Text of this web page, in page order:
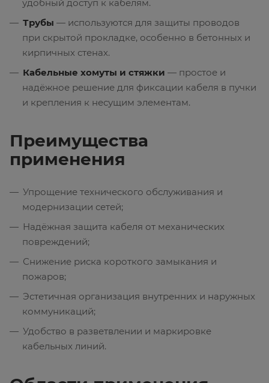
удобный доступ к кабелям.
Трубы — используются для защиты проводов
при скрытой прокладке, особенно в бетонных и
кирпичных стенах.
Кабельные хомуты и стяжки — простое и
надёжное решение для фиксации кабеля в пучки
и крепления к несущим элементам.
Преимущества
применения
Упрощение технического обслуживания и
модернизации сетей;
Надёжная защита кабеля от механических
повреждений;
Снижение риска короткого замыкания и
пожаров;
Эстетичная организация внутренних и наружных
коммуникаций;
Удобство в разветвлении и маркировке
кабельных линий.